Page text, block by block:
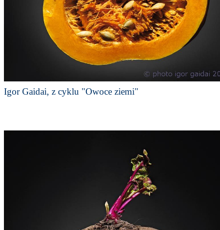
Igor Gaidai, z cyklu "Owoce ziemi"